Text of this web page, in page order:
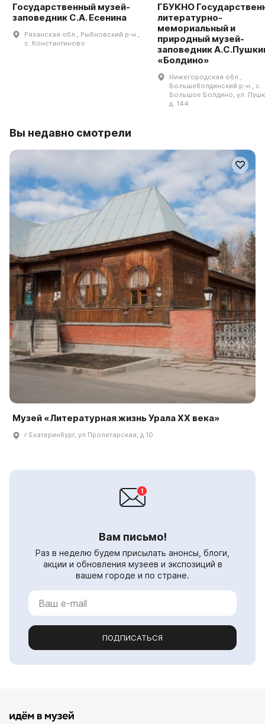
Государственный музей-
заповедник С.А. Есенина
Рязанская обл., Рыбновский р-н.,
с. Константиново
ГБУКНО
литературно-
мемориальный и
природный музей-
заповедник
«Болдино»
Нижегородская обл.,
Большеболдинский р-н., с.
Большое Болдино, ул.
д. 144
Вы недавно смотрели
Музей «Литературная жизнь Урала XX века»
г Екатеринбург, ул Пролетарская, д 10
Вам письмо!
Раз в неделю будем присылать анонсы, блоги,
акции и обновления музеев и экспозиций в
вашем городе и по стране.
ПОДПИСАТЬСЯ